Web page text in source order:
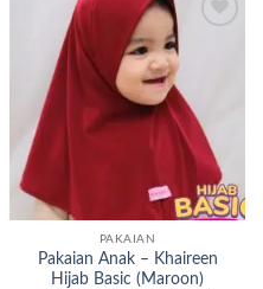
PAKAIAN
Pakaian Anak – Khaireen
Hijab Basic (Maroon)